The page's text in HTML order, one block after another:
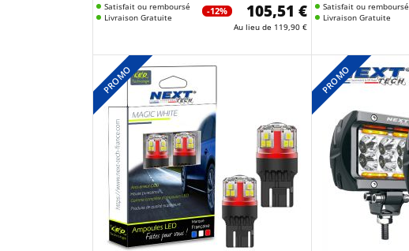
Satisfait ou remboursé
Livraison Gratuite
-12% 105,51 €
Au lieu de 119,90 €
Satisfait ou remboursé
Livraison Gratuite
PROMO PROMO